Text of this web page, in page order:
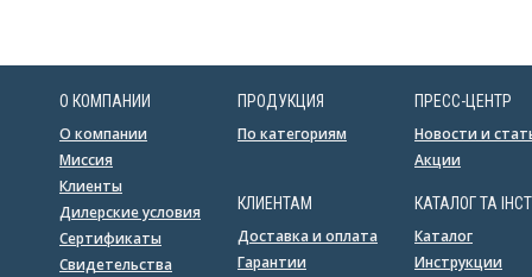
О КОМПАНИИ
О компании
Миссия
Клиенты
Дилерские условия
Сертификаты
Свидетельства
ПРОДУКЦИЯ
По категориям
КЛИЕНТАМ
Доставка и оплата
Гарантии
ПРЕСС-ЦЕНТР
Новости и
Акции
КАТАЛОГ ТА
Каталог
Инструкции